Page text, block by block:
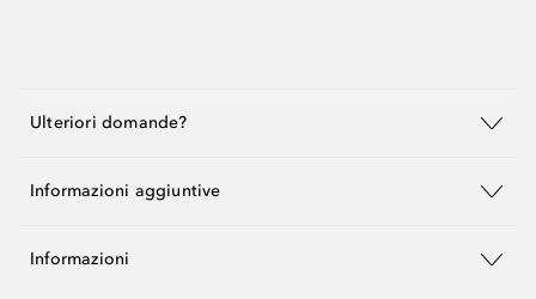
Ulteriori domande?
Informazioni aggiuntive
Informazioni